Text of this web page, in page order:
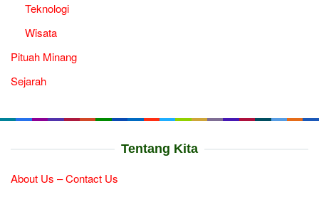
Teknologi
Wisata
Pituah Minang
Sejarah
Tentang Kita
About Us – Contact Us